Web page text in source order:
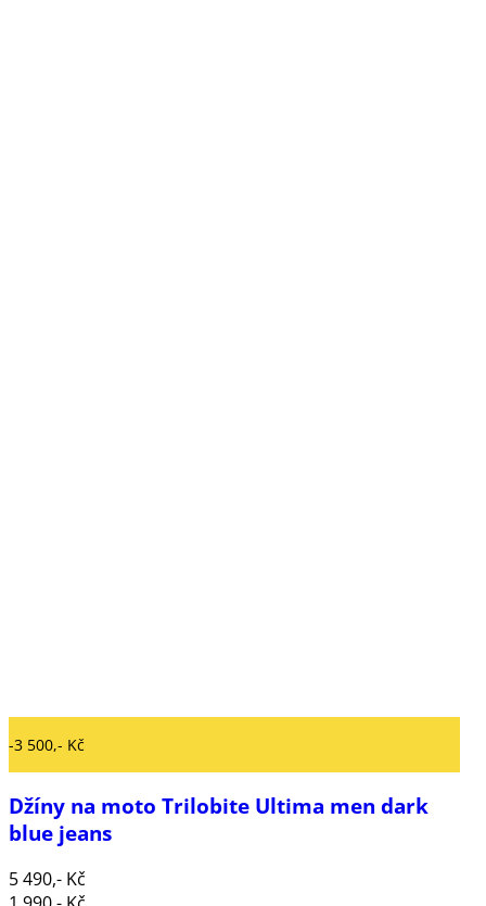
-3 500,- Kč
Džíny na moto Trilobite Ultima men dark
blue jeans
5 490,- Kč